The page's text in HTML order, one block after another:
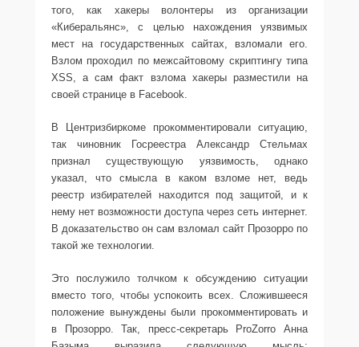
того, как хакеры волонтеры из организации
«Киберальянс», с целью нахождения уязвимых
мест на государственных сайтах, взломали его.
Взлом проходил по межсайтовому скриптингу типа
XSS, а сам факт взлома хакеры разместили на
своей странице в Facebook.
В Центризбиркоме прокомментировали ситуацию,
так чиновник Госреестра Александр Стельмах
признал существующую уязвимость, однако
указал, что смысла в каком взломе нет, ведь
реестр избирателей находится под защитой, и к
нему нет возможности доступа через сеть интернет.
В доказательство он сам взломал сайт Прозорро по
такой же технологии.
Это послужило толчком к обсуждению ситуации
вместо того, чтобы успокоить всех. Сложившееся
положение вынуждены были прокомментировать и
в Прозорро. Так, пресс-секретарь ProZorro Анна